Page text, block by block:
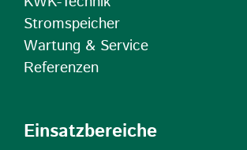
Stromspeicher
Wartung & Service
Referenzen
Einsatzbereiche